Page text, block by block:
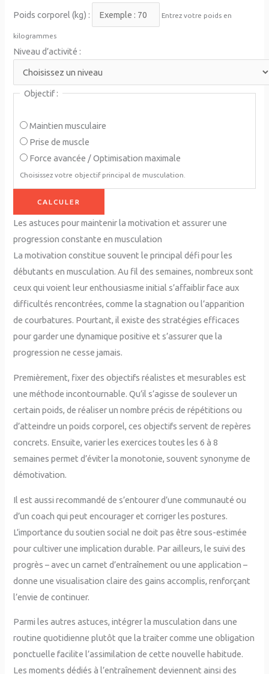
Poids corporel (kg) : Entrez votre poids en
kilogrammes
Niveau d’activité :
Objectif :
Maintien musculaire
Prise de muscle
Force avancée / Optimisation maximale
Choisissez votre objectif principal de musculation.
CALCULER
Les astuces pour maintenir la motivation et assurer une
progression constante en musculation
La motivation constitue souvent le principal défi pour les
débutants en musculation. Au fil des semaines, nombreux sont
ceux qui voient leur enthousiasme initial s’affaiblir face aux
difficultés rencontrées, comme la stagnation ou l’apparition
de courbatures. Pourtant, il existe des stratégies efficaces
pour garder une dynamique positive et s’assurer que la
progression ne cesse jamais.
Premièrement, fixer des objectifs réalistes et mesurables est
une méthode incontournable. Qu’il s’agisse de soulever un
certain poids, de réaliser un nombre précis de répétitions ou
d’atteindre un poids corporel, ces objectifs servent de repères
concrets. Ensuite, varier les exercices toutes les 6 à 8
semaines permet d’éviter la monotonie, souvent synonyme de
démotivation.
Il est aussi recommandé de s’entourer d’une communauté ou
d’un coach qui peut encourager et corriger les postures.
L’importance du soutien social ne doit pas être sous-estimée
pour cultiver une implication durable. Par ailleurs, le suivi des
progrès – avec un carnet d’entraînement ou une application –
donne une visualisation claire des gains accomplis, renforçant
l’envie de continuer.
Parmi les autres astuces, intégrer la musculation dans une
routine quotidienne plutôt que la traiter comme une obligation
ponctuelle facilite l’assimilation de cette nouvelle habitude.
Les moments dédiés à l’entraînement deviennent ainsi des